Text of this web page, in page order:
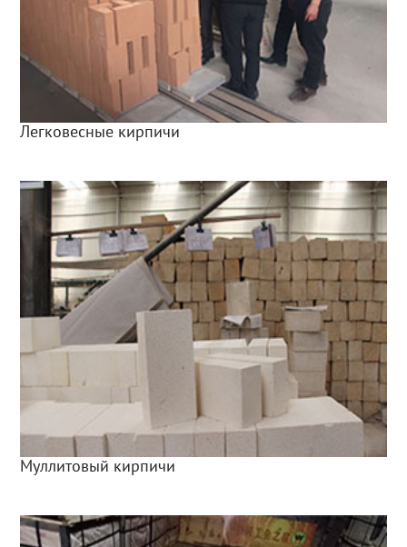
Легковесные кирпичи
Муллитовый кирпичи